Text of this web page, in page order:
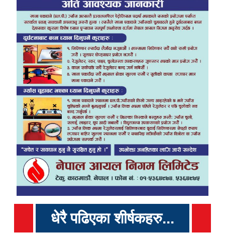
धेरै पढिएका शीर्षकहरु...